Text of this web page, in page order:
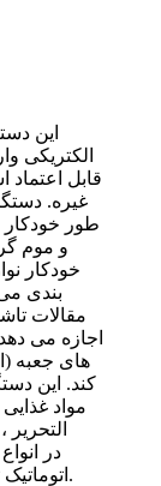
این
الکتریکی
قابل
غیره.
طور خودکار
و موم
خودکار
بندی
مقالات
اجازه می
های جعبه
کند. این
مواد
اتوماتیک تک تکه مورد استفاده قرار می گیرد.